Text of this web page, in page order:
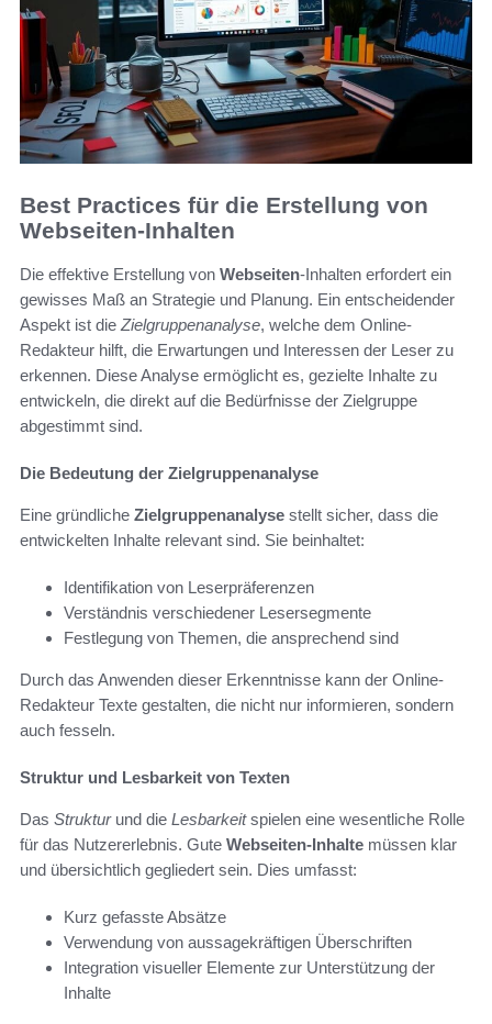
Best Practices für die Erstellung von
Webseiten-Inhalten
Die effektive Erstellung von Webseiten-Inhalten erfordert ein
gewisses Maß an Strategie und Planung. Ein entscheidender
Aspekt ist die Zielgruppenanalyse, welche dem Online-
Redakteur hilft, die Erwartungen und Interessen der Leser zu
erkennen. Diese Analyse ermöglicht es, gezielte Inhalte zu
entwickeln, die direkt auf die Bedürfnisse der Zielgruppe
abgestimmt sind.
Die Bedeutung der Zielgruppenanalyse
Eine gründliche Zielgruppenanalyse stellt sicher, dass die
entwickelten Inhalte relevant sind. Sie beinhaltet:
Identifikation von Leserpräferenzen
Verständnis verschiedener Lesersegmente
Festlegung von Themen, die ansprechend sind
Durch das Anwenden dieser Erkenntnisse kann der Online-
Redakteur Texte gestalten, die nicht nur informieren, sondern
auch fesseln.
Struktur und Lesbarkeit von Texten
Das Strukturund die Lesbarkeitspielen eine wesentliche Rolle
für das Nutzererlebnis. Gute Webseiten-Inhalte müssen klar
und übersichtlich gegliedert sein. Dies umfasst:
Kurz gefasste Absätze
Verwendung von aussagekräftigen Überschriften
Integration visueller Elemente zur Unterstützung der
Inhalte